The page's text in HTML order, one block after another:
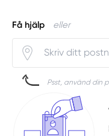
Få hjälp eller
Psst, använd din